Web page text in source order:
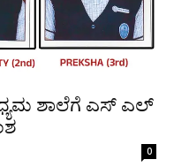
ಶಾಲೆಗೆ ಎಸ್ ಎಲ್
0